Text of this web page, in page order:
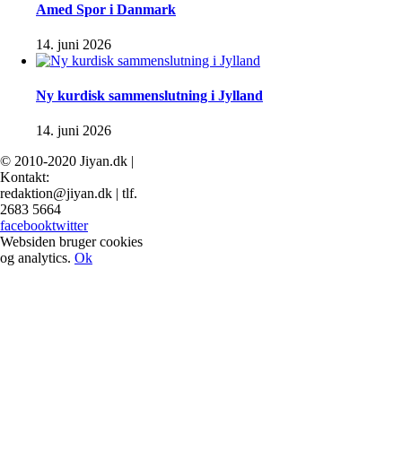
Amed Spor i Danmark
14. juni 2026
Ny kurdisk sammenslutning i Jylland
14. juni 2026
© 2010-2020 Jiyan.dk |
Kontakt:
redaktion@jiyan.dk | tlf.
2683 5664
facebooktwitter
Websiden bruger cookies
og analytics. Ok